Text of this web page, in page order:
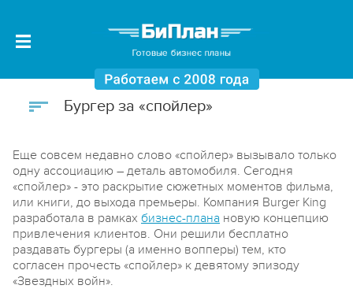
Бургер за «спойлер»
Еще совсем недавно слово «спойлер» вызывало только
одну ассоциацию – деталь автомобиля. Сегодня
«спойлер» - это раскрытие сюжетных моментов фильма,
или книги, до выхода премьеры. Компания Burger King
разработала в рамках бизнес-плана новую концепцию
привлечения клиентов. Они решили бесплатно
раздавать бургеры (а именно вопперы) тем, кто
согласен прочесть «спойлер» к девятому эпизоду
«Звездных войн».